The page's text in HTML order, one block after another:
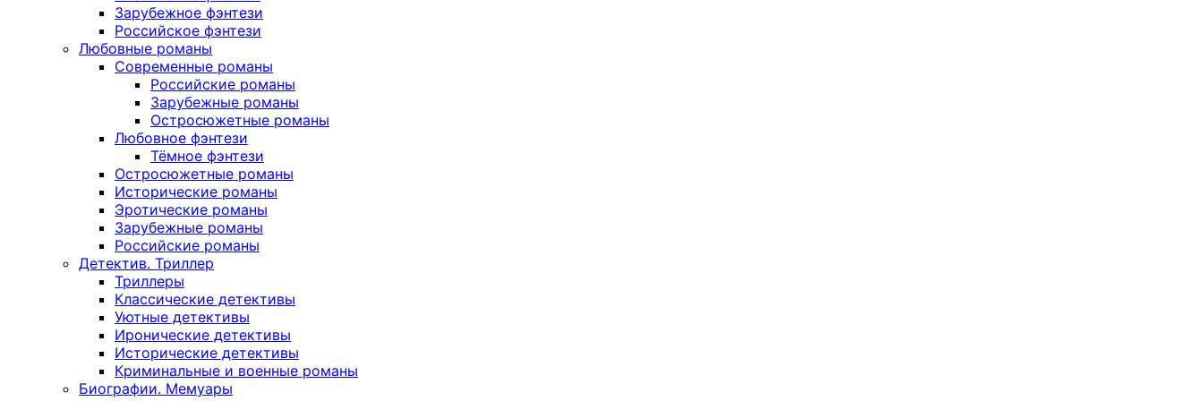
Зарубежное фэнтези
Российское фэнтези
Любовные романы
Современные романы
Российские романы
Зарубежные романы
Остросюжетные романы
Любовное фэнтези
Тёмное фэнтези
Остросюжетные романы
Исторические романы
Эротические романы
Зарубежные романы
Российские романы
Детектив. Триллер
Триллеры
Классические детективы
Уютные детективы
Иронические детективы
Исторические детективы
Криминальные и военные романы
Биографии. Мемуары